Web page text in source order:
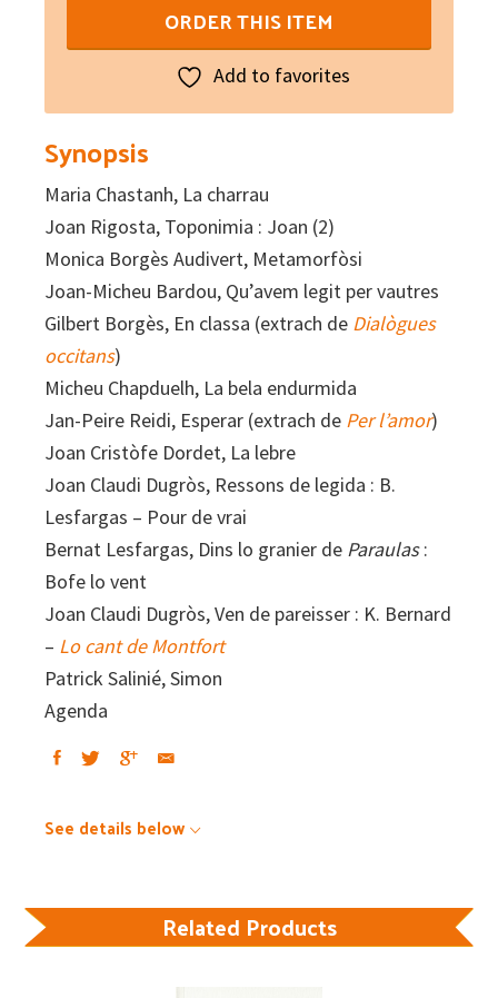
de
quantity
ORDER THIS ITEM
Add to favorites
Synopsis
Maria Chastanh, La charrau
Joan Rigosta, Toponimia : Joan (2)
Monica Borgès Audivert, Metamorfòsi
Joan-Micheu Bardou, Qu’avem legit per vautres
Gilbert Borgès, En classa (extrach de Dialògues
occitans)
Micheu Chapduelh, La bela endurmida
Jan-Peire Reidi, Esperar (extrach de Per l’amor)
Joan Cristòfe Dordet, La lebre
Joan Claudi Dugròs, Ressons de legida : B.
Lesfargas – Pour de vrai
Bernat Lesfargas, Dins lo granier de Paraulas:
Bofe lo vent
Joan Claudi Dugròs, Ven de pareisser : K. Bernard
– Lo cant de Montfort
Patrick Salinié, Simon
Agenda
See details below
Related Products